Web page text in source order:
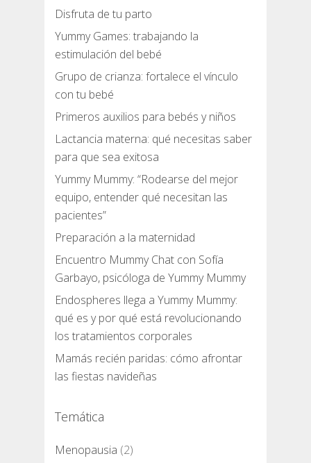
Disfruta de tu parto
Yummy Games: trabajando la
estimulación del bebé
Grupo de crianza: fortalece el vínculo
con tu bebé
Primeros auxilios para bebés y niños
Lactancia materna: qué necesitas saber
para que sea exitosa
Yummy Mummy: “Rodearse del mejor
equipo, entender qué necesitan las
pacientes”
Preparación a la maternidad
Encuentro Mummy Chat con Sofía
Garbayo, psicóloga de Yummy Mummy
Endospheres llega a Yummy Mummy:
qué es y por qué está revolucionando
los tratamientos corporales
Mamás recién paridas: cómo afrontar
las fiestas navideñas
Temática
Menopausia (2)